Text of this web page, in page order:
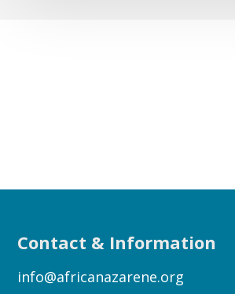
Contact & Information
info@africanazarene.org